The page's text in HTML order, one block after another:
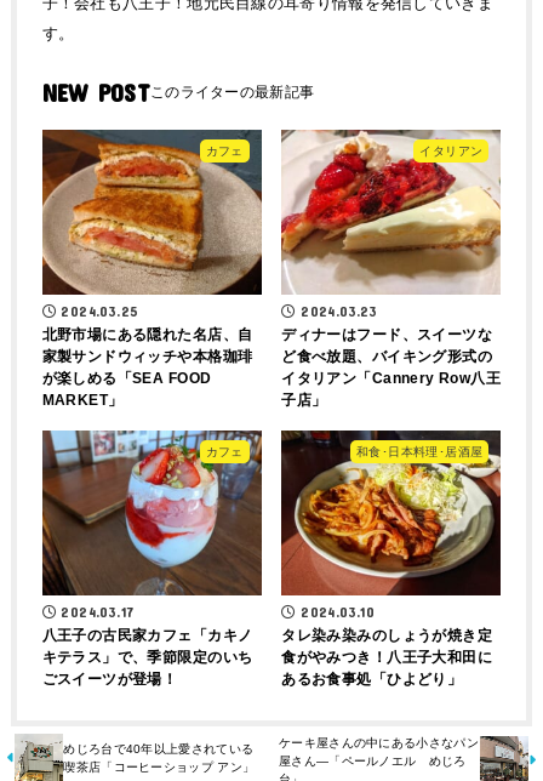
す。
NEW POST
カフェ
2024.03.25
北野市場にある隠れた名店、自
家製サンドウィッチや本格珈琲
が楽しめる「SEA FOOD
MARKET」
イタリアン
2024.03.23
ディナーはフード、スイーツな
ど食べ放題、バイキング形式の
イタリアン「Cannery Row八王
子店」
カフェ
2024.03.17
八王子の古民家カフェ「カキノ
キテラス」で、季節限定のいち
ごスイーツが登場！
和食･日本料理･居酒屋
2024.03.10
タレ染み染みのしょうが焼き定
食がやみつき！八王子大和田に
あるお食事処「ひよどり」
めじろ台で40年以上愛されている
喫茶店「コーヒーショップ アン」
ケーキ屋さんの中にある小さなパン
屋さん—「ペールノエル めじろ